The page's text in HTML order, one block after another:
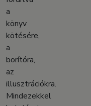
a
könyv
kötésére,
a
borítóra,
az
illusztrációkra.
Mindezekkel